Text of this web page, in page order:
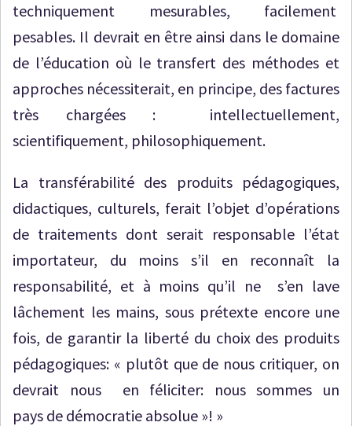
techniquement mesurables, facilement
pesables. Il devrait en être ainsi dans le domaine
de l’éducation où le transfert des méthodes et
approches nécessiterait, en principe, des factures
très chargées : intellectuellement,
scientifiquement, philosophiquement.
La transférabilité des produits pédagogiques,
didactiques, culturels, ferait l’objet d’opérations
de traitements dont serait responsable l’état
importateur, du moins s’il en reconnaît la
responsabilité, et à moins qu’il ne s’en lave
lâchement les mains, sous prétexte encore une
fois, de garantir la liberté du choix des produits
pédagogiques: « plutôt que de nous critiquer, on
devrait nous en féliciter: nous sommes un
pays de démocratie absolue »! »